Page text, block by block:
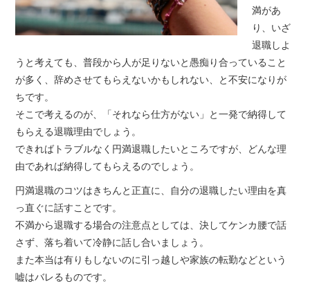
ぐための方法
退職を伝えるタイミン
グ
満があ
り、いざ
退職しよ
うと考えても、普段から人が足りないと愚痴り合っていること
が多く、辞めさせてもらえないかもしれない、と不安になりが
ちです。
そこで考えるのが、「それなら仕方がない」と一発で納得して
もらえる退職理由でしょう。
できればトラブルなく円満退職したいところですが、どんな理
由であれば納得してもらえるのでしょう。
円満退職のコツはきちんと正直に、自分の退職したい理由を真
っ直ぐに話すことです。
不満から退職する場合の注意点としては、決してケンカ腰で話
さず、落ち着いて冷静に話し合いましょう。
また本当は有りもしないのに引っ越しや家族の転勤などという
嘘はバレるものです。